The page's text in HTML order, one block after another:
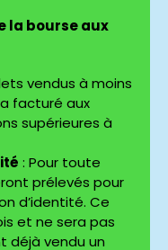
la bourse aux
vendus à moins
facturé aux
supérieures à
: Pour toute
prélevés pour
d’identité. Ce
et ne sera pas
déjà vendu un